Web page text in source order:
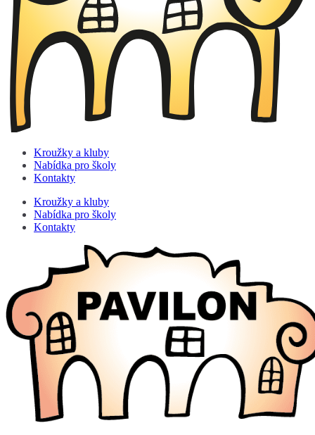
Kroužky a kluby
Nabídka pro školy
Kontakty
Kroužky a kluby
Nabídka pro školy
Kontakty